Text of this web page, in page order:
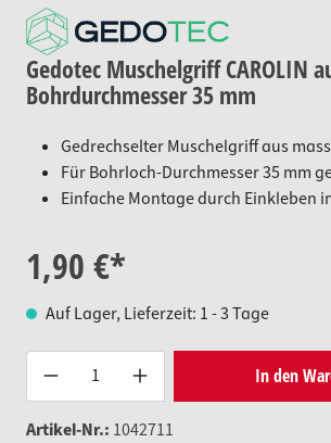
Gedotec Muschelgriff CAROLIN
Bohrdurchmesser 35 mm
Gedrechselter Muschelgriff aus
Für Bohrloch-Durchmesser 35 mm
Einfache Montage durch Einkleben
1,90 €*
Auf Lager, Lieferzeit: 1 - 3 Tage
ProduktIn den
Artikel-Nr.: 1042711